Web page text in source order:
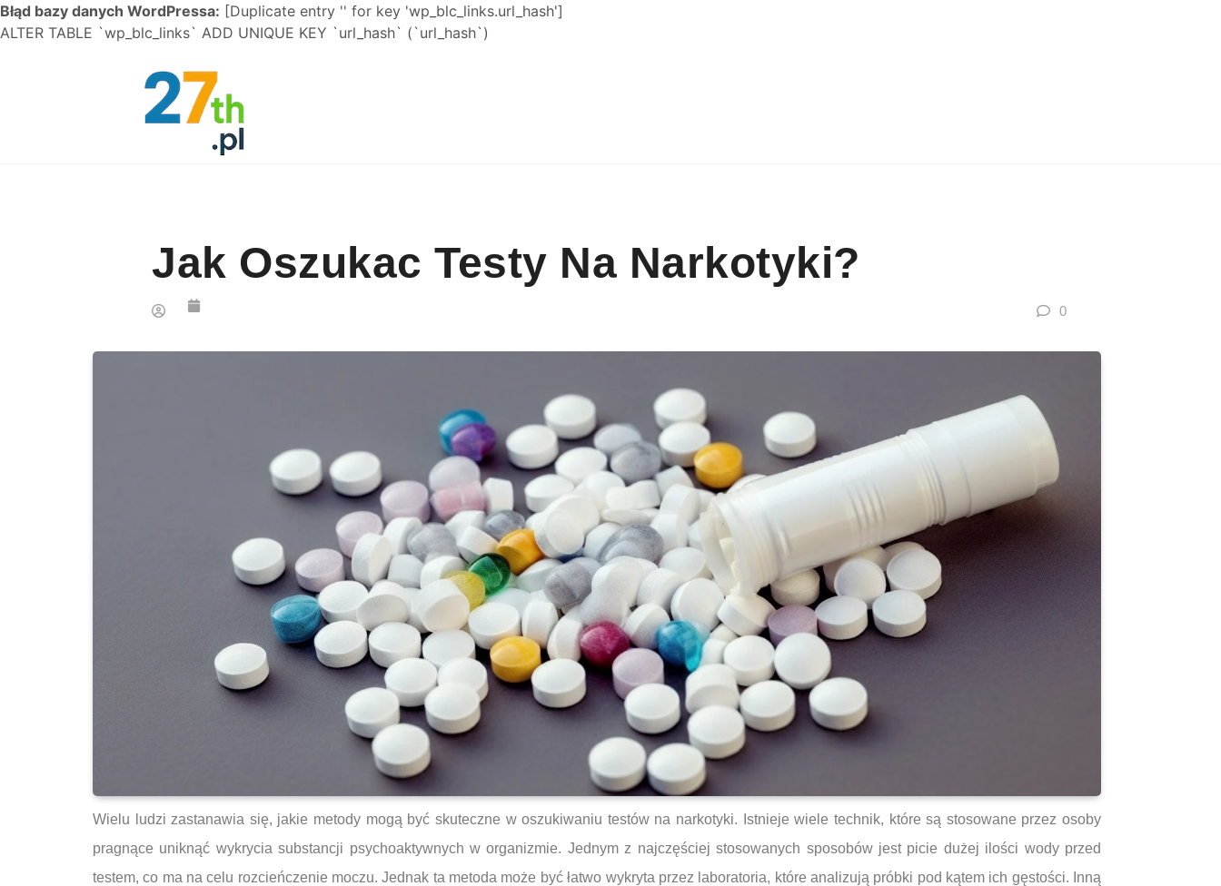
Błąd bazy danych WordPressa: [Duplicate entry '' for key 'wp_blc_links.url_hash']
ALTER TABLE `wp_blc_links` ADD UNIQUE KEY `url_hash` (`url_hash`)
Jak Oszukac Testy Na Narkotyki?
0
Wielu ludzi zastanawia się, jakie metody mogą być skuteczne w oszukiwaniu testów na narkotyki. Istnieje wiele technik, które są stosowane przez osoby
pragnące uniknąć wykrycia substancji psychoaktywnych w organizmie. Jednym z najczęściej stosowanych sposobów jest picie dużej ilości wody przed
testem, co ma na celu rozcieńczenie moczu. Jednak ta metoda może być łatwo wykryta przez laboratoria, które analizują próbki pod kątem ich gęstości. Inną